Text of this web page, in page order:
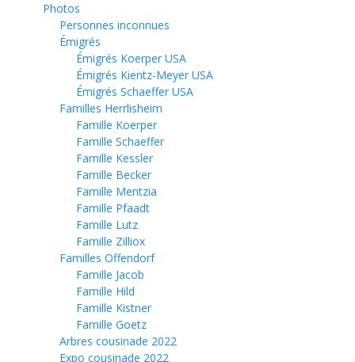
Photos
Personnes inconnues
Émigrés
Émigrés Koerper USA
Émigrés Kientz-Meyer USA
Émigrés Schaeffer USA
Familles Herrlisheim
Famille Koerper
Famille Schaeffer
Famille Kessler
Famille Becker
Famille Mentzia
Famille Pfaadt
Famille Lutz
Famille Zilliox
Familles Offendorf
Famille Jacob
Famille Hild
Famille Kistner
Famille Goetz
Arbres cousinade 2022
Expo cousinade 2022